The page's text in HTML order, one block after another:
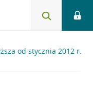
od stycznia 2012 r.